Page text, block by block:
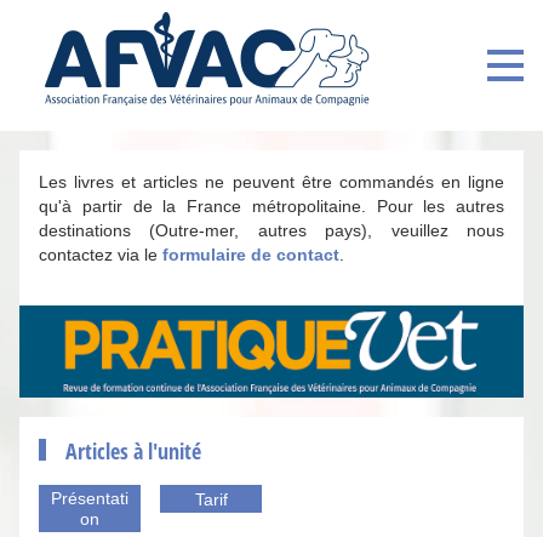
Les livres et articles ne peuvent être commandés en ligne
qu'à partir de la France métropolitaine. Pour les autres
destinations (Outre-mer, autres pays), veuillez nous
contactez via le formulaire de contact
Articles à l'unité
Présentati
on
Tarif